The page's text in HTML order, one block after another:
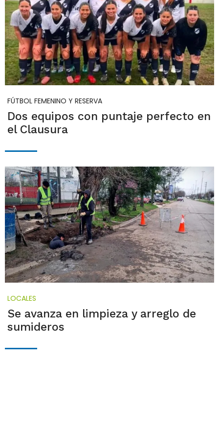
FÚTBOL FEMENINO Y RESERVA
Dos equipos con puntaje perfecto en
el Clausura
LOCALES
Se avanza en limpieza y arreglo de
sumideros